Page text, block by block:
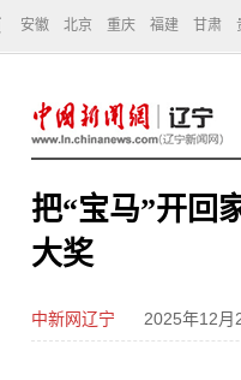
安徽 北京 重庆 福建 甘肃
把“宝马”开回
大奖
中新网辽宁 2025年12月